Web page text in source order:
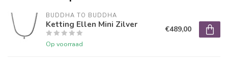
BUDDHA TO BUDDHA
Ketting Ellen Mini Zilver
Op voorraad
€489,00